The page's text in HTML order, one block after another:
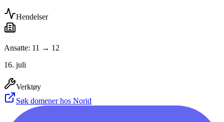
Hendelser
Ansatte: 11 → 12
16. juli
Verktøy
Søk domener hos Norid